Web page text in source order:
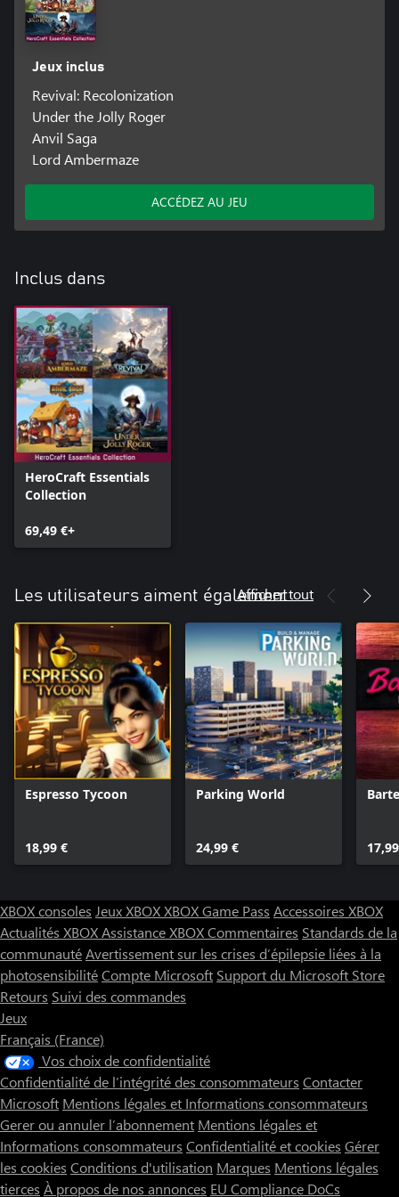
Jeux inclus
Revival: Recolonization
Under the Jolly Roger
Anvil Saga
Lord Ambermaze
ACCÉDEZ AU JEU
Inclus dans
HeroCraft Essentials
Collection
69,49 €+
Les utilisateurs aiment également
Afficher tout
Espresso Tycoon
18,99 €
Parking World
24,99 €
XBOX consoles Jeux XBOXXBOX Game Pass Accessoires XBOX
Actualités XBOXAssistance XBOXCommentaires Standards de la
communautéAvertissement sur les crises d’épilepsie liées à la
photosensibilitéCompte Microsoft Support du Microsoft Store
Retours Suivi des commandes
Jeux
Français (France)
Vos choix de confidentialité
Confidentialité de l’intégrité des consommateurs Contacter
Microsoft Mentions légales et Informations consommateurs
Gerer ou annuler l’abonnement Mentions légales et
Informations consommateurs Confidentialité et cookies Gérer
les cookies Conditions d'utilisation Marques Mentions légales
tierces À propos de nos annonces EU Compliance DoCs